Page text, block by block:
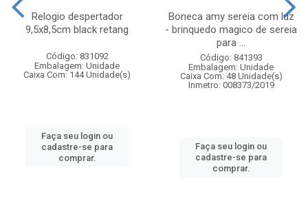
Relogio despertador
9,5x8,5cm black retang
Código: 831092
Embalagem: Unidade
Caixa Com: 144 Unidade(s)
Faça seu login ou
cadastre-se para
comprar.
Boneca amy sereia com luz
- brinquedo magico de sereia
para ...
Código: 841393
Embalagem: Unidade
Caixa Com: 48 Unidade(s)
Inmetro: 008373/2019
Faça seu login ou
cadastre-se para
comprar.